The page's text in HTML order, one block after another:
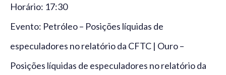
Horário: 17:30
Evento: Petróleo – Posições líquidas de
especuladores no relatório da CFTC | Ouro –
Posições líquidas de especuladores no relatório da